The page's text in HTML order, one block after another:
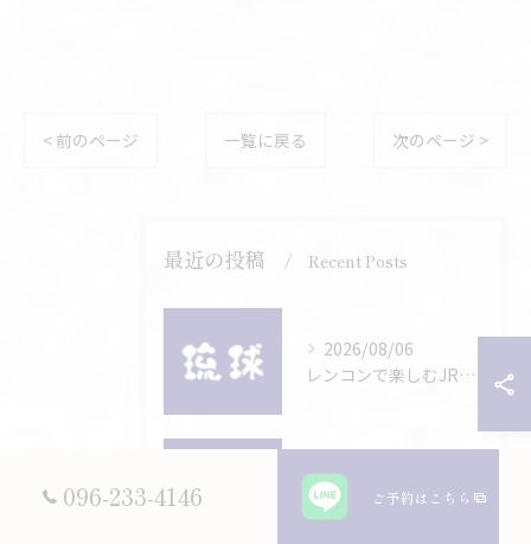
< 前のページ 一覧に戻る 次のページ >
最近の投稿 Recent Posts
2026/08/06
レンコンで楽しむJR豊肥本線沿線と海鮮の魅力や路線基本情報徹底ガイド
2026/07/26
みょうがとJR豊肥本線を楽しむ旅に新鮮海鮮グルメを加える実用ガイド
096-233-4146 ご予約はこちら